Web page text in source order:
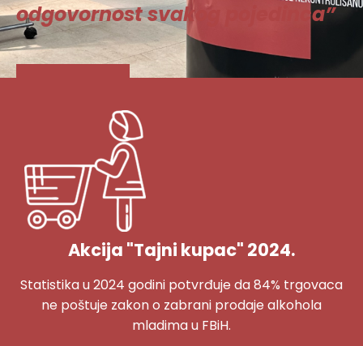
odgovornost svakog pojedinca”
Akcija "Tajni kupac" 2024.
Statistika u 2024 godini potvrđuje da 84% trgovaca
ne poštuje zakon o zabrani prodaje alkohola
mladima u FBiH.